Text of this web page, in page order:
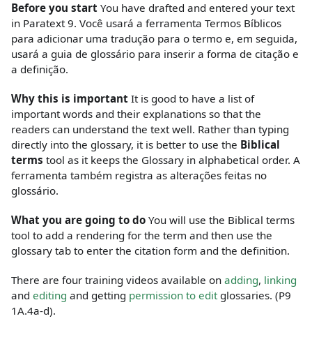
Before you start You have drafted and entered your text
in Paratext 9. Você usará a ferramenta Termos Bíblicos
para adicionar uma tradução para o termo e, em seguida,
usará a guia de glossário para inserir a forma de citação e
a definição.
Why this is important It is good to have a list of
important words and their explanations so that the
readers can understand the text well. Rather than typing
directly into the glossary, it is better to use the Biblical
terms tool as it keeps the Glossary in alphabetical order. A
ferramenta também registra as alterações feitas no
glossário.
What you are going to do You will use the Biblical terms
tool to add a rendering for the term and then use the
glossary tab to enter the citation form and the definition.
There are four training videos available on adding, linking
and editing and getting permission to editglossaries. (P9
1A.4a-d).